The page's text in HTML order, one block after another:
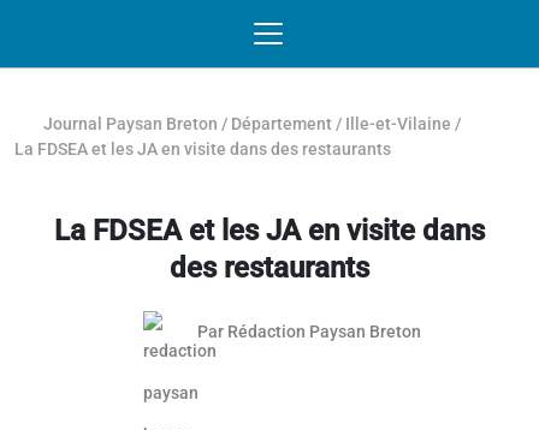
Journal Paysan Breton / Département / Ille-et-Vilaine /
La FDSEA et les JA en visite dans des restaurants
La FDSEA et les JA en visite dans
des restaurants
Article réservé aux abonnés
Par Rédaction Paysan Breton